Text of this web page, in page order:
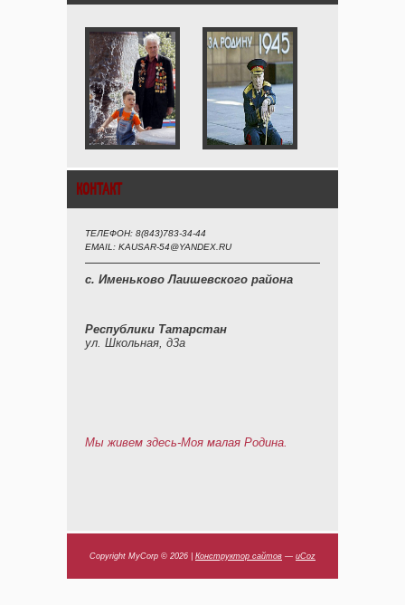
КОНТАКТ
ТЕЛЕФОН: 8(843)783-34-44
EMAIL: KAUSAR-54@YANDEX.RU
с. Именьково Лаишевского района
Республики Татарстан
ул. Школьная, д3а
Мы живем здесь-Моя малая Родина.
Copyright MyCorp © 2026 Конструктор сайтов — uCoz